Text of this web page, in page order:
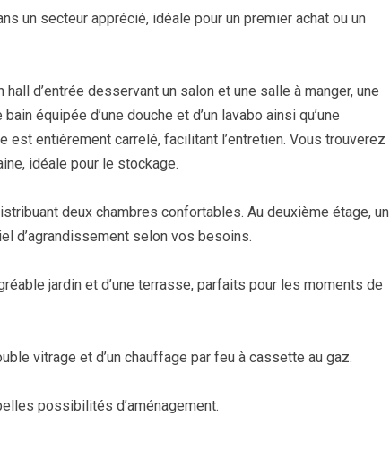
un secteur apprécié, idéale pour un premier achat ou un
d’entrée desservant un salon et une salle à manger, une
équipée d’une douche et d’un lavabo ainsi qu’une
est entièrement carrelé, facilitant l’entretien. Vous trouverez
idéale pour le stockage.
deux chambres confortables. Au deuxième étage, un
d’agrandissement selon vos besoins.
jardin et d’une terrasse, parfaits pour les moments de
vitrage et d’un chauffage par feu à cassette au gaz.
possibilités d’aménagement.